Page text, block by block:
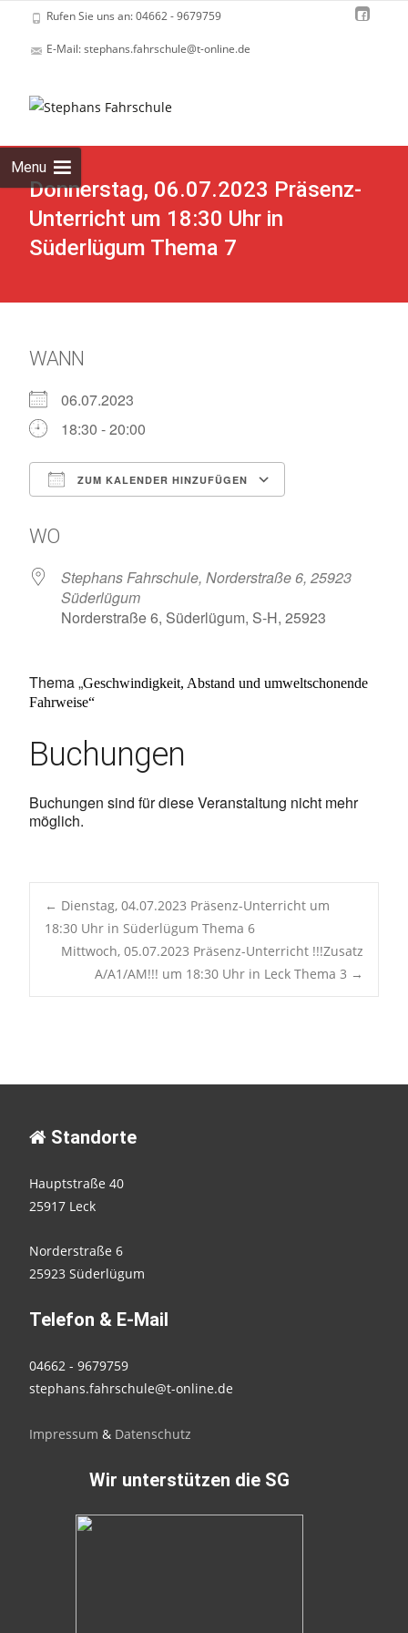
Rufen Sie uns an: 04662 - 9679759
E-Mail: stephans.fahrschule@t-online.de
Menu
Donnerstag, 06.07.2023 Präsenz-
Unterricht um 18:30 Uhr in
Süderlügum Thema 7
WANN
06.07.2023
18:30 - 20:00
ZUM KALENDER HINZUFÜGEN
WO
Stephans Fahrschule, Norderstraße 6, 25923
Süderlügum
Norderstraße 6, Süderlügum, S-H, 25923
Thema „Geschwindigkeit, Abstand und umweltschonende
Fahrweise“
Buchungen
Buchungen sind für diese Veranstaltung nicht mehr
möglich.
Post
navigation
← Dienstag, 04.07.2023 Präsenz-Unterricht um
18:30 Uhr in Süderlügum Thema 6
Mittwoch, 05.07.2023 Präsenz-Unterricht !!!Zusatz
A/A1/AM!!! um 18:30 Uhr in Leck Thema 3 →
Standorte
Hauptstraße 40
25917 Leck
Norderstraße 6
25923 Süderlügum
Telefon & E-Mail
04662 - 9679759
stephans.fahrschule@t-online.de
Impressum & Datenschutz
Wir unterstützen die SG